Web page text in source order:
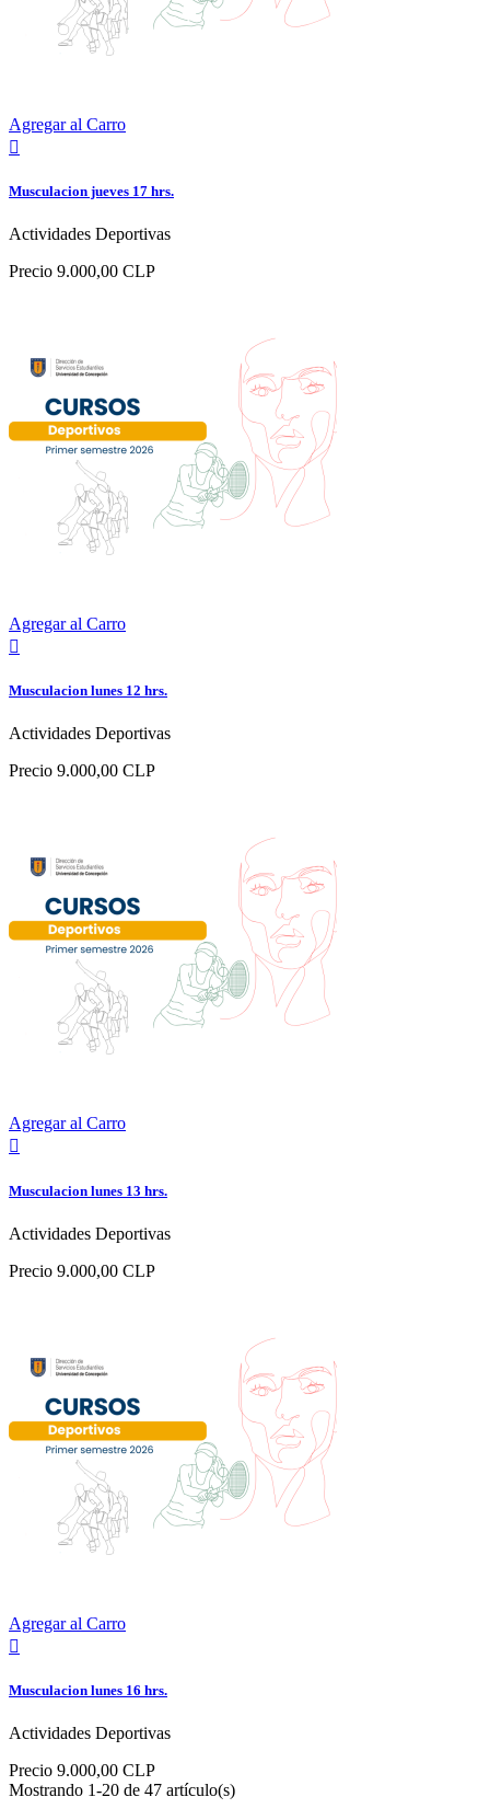
Agregar al Carro

Musculacion jueves 17 hrs.
Actividades Deportivas
Precio 9.000,00 CLP
Agregar al Carro

Musculacion lunes 12 hrs.
Actividades Deportivas
Precio 9.000,00 CLP
Agregar al Carro

Musculacion lunes 13 hrs.
Actividades Deportivas
Precio 9.000,00 CLP
Agregar al Carro

Musculacion lunes 16 hrs.
Actividades Deportivas
Precio 9.000,00 CLP
Mostrando 1-20 de 47 artículo(s)